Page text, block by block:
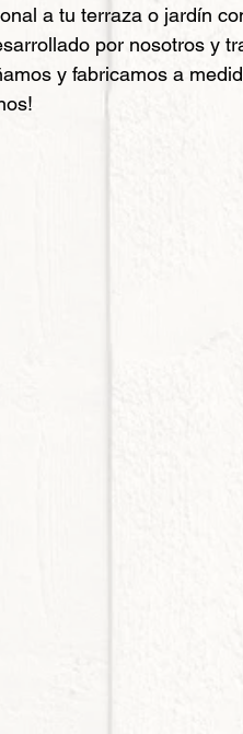
a tu terraza o jardín
por nosotros y
y fabricamos a